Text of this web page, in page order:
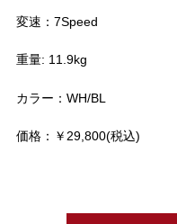
変速：7Speed
重量: 11.9kg
カラー：WH/BL
価格：￥29,800(税込)